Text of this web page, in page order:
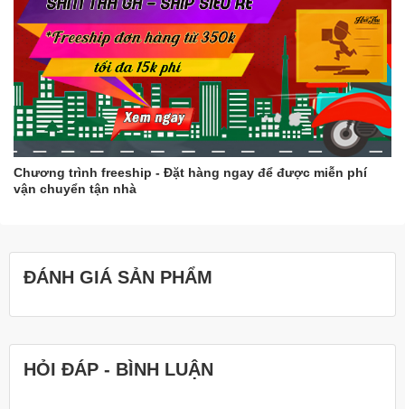
Chương trình freeship - Đặt hàng ngay để được miễn phí
vận chuyển tận nhà
ĐÁNH GIÁ SẢN PHẨM
HỎI ĐÁP - BÌNH LUẬN